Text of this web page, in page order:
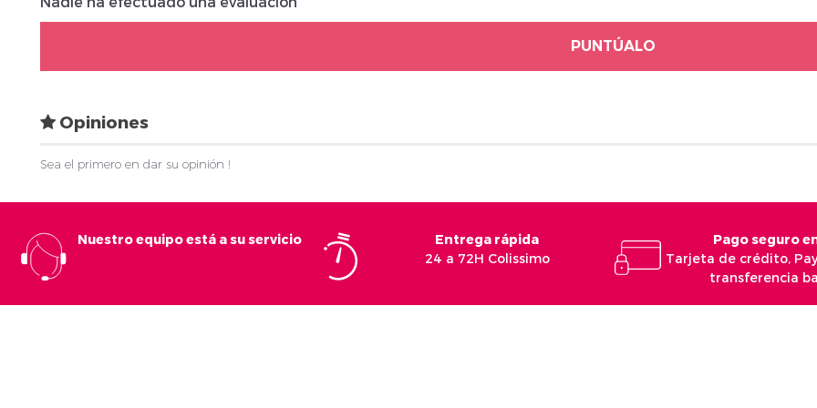
PUNTÚALO
Opiniones
Sea el primero en dar su opinión !
Nuestro equipo está a su servicio
Entrega rápida
24 a 72H Colissimo
Pago seguro
Tarjeta de crédito,
transferencia